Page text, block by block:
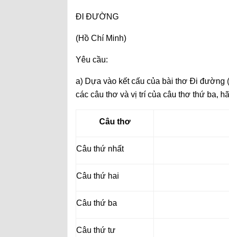
ĐI ĐƯỜNG
(Hồ Chí Minh)
Yêu cầu:
a) Dựa vào kết cấu của bài thơ Đi đường
các câu thơ và vị trí của câu thơ thứ ba,
Câu thơ
Câu thứ nhất
Câu thứ hai
Câu thứ ba
Câu thứ tư